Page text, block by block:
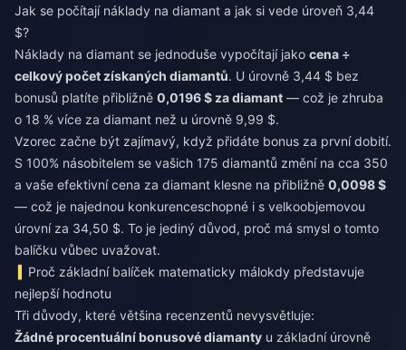
Jak se počítají náklady na diamant a jak si vede úroveň 3,44
$?
Náklady na diamant se jednoduše vypočítají jako cena ÷
celkový počet získaných diamantů. U úrovně 3,44 $ bez
bonusů platíte přibližně 0,0196 $ za diamant — což je zhruba
o 18 % více za diamant než u úrovně 9,99 $.
Vzorec začne být zajímavý, když přidáte bonus za první dobití.
S 100% násobitelem se vašich 175 diamantů změní na cca 350
a vaše efektivní cena za diamant klesne na přibližně 0,0098 $
— což je najednou konkurenceschopné i s velkoobjemovou
úrovní za 34,50 $. To je jediný důvod, proč má smysl o tomto
balíčku vůbec uvažovat.
Proč základní balíček matematicky málokdy představuje
nejlepší hodnotu
Tři důvody, které většina recenzentů nevysvětluje:
Žádné procentuální bonusové diamanty u základní úrovně